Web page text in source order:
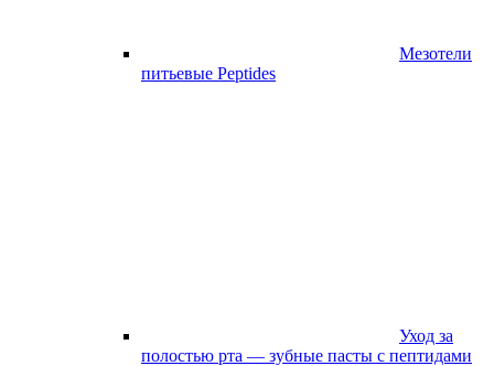
Мезотели
питьевые Peptides
Уход за
полостью рта — зубные пасты с пептидами